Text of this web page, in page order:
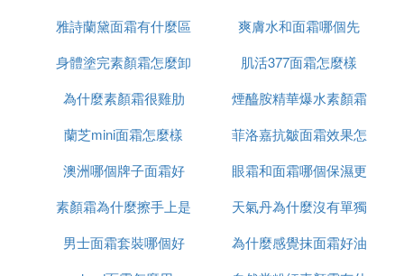
不僅可以淡化細紋，皺紋，還具有高效的保濕鎖水能
力，是一款全能型的修復型抗老型面霜。
適合人群：有兩個不同質地的版本，適合所有肌膚，
尤其是想要緊致肌膚的人群。
主打功效：提拉緊致，淡化紋路，保濕補水，使肌膚
更飽滿緊致。
綜合測評：菁純是蘭蔻旗下的高端貴婦系列，這款
蘭蔻的菁純面霜自打上市就受到了眾多女孩子們的追
捧，用過的人對它的評價也是比較高的。
用
雅詩蘭黛面霜有什麼區
別
爽膚水和面霜哪個先
身體塗完素顏霜怎麼卸
妝
肌活377面霜怎麼樣
為什麼素顏霜很雞肋
煙醯胺精華爆水素顏霜
怎麼用
蘭芝mini面霜怎麼樣
菲洛嘉抗皺面霜效果怎
麼樣
澳洲哪個牌子面霜好
眼霜和面霜哪個保濕更
好
素顏霜為什麼擦手上是
白渣
天氣丹為什麼沒有單獨
面霜
男士面霜套裝哪個好
為什麼感覺抹面霜好油